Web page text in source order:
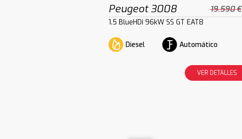
Peugeot 3008 19.590 €
1.5 BlueHDi 96kW SS GT EAT8
Diesel Automático
VER DETALLES